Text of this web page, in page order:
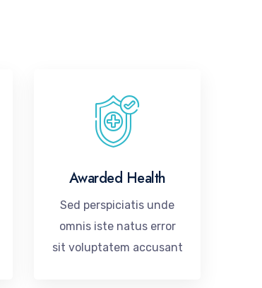
Awarded Health
Sed perspiciatis unde
omnis iste natus error
sit voluptatem accusant